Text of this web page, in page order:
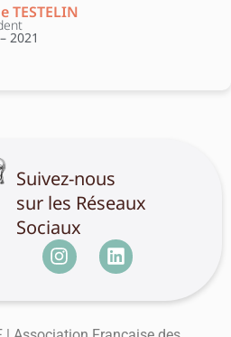
TESTELIN
2021
Suivez-nous
sur les Réseaux
Sociaux